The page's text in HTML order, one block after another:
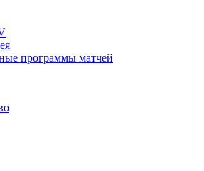
программы матчей